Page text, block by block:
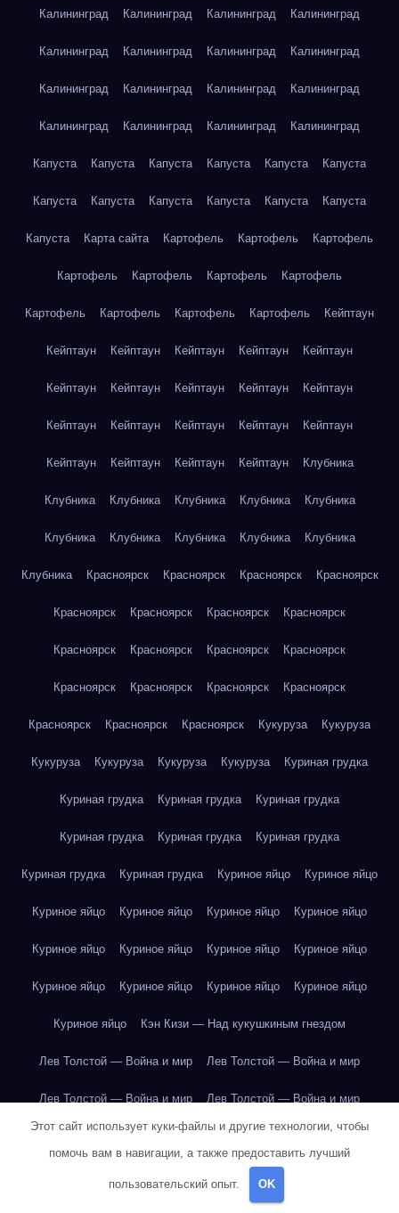
Калининград Калининград Калининград Калининград
Калининград Калининград Калининград Калининград
Калининград Калининград Калининград Калининград
Калининград Калининград Калининград Калининград
Капуста Капуста Капуста Капуста Капуста Капуста
Капуста Капуста Капуста Капуста Капуста Капуста
Капуста Карта сайта Картофель Картофель Картофель
Картофель Картофель Картофель Картофель
Картофель Картофель Картофель Картофель Кейптаун
Кейптаун Кейптаун Кейптаун Кейптаун Кейптаун
Кейптаун Кейптаун Кейптаун Кейптаун Кейптаун
Кейптаун Кейптаун Кейптаун Кейптаун Кейптаун
Кейптаун Кейптаун Кейптаун Кейптаун Клубника
Клубника Клубника Клубника Клубника Клубника
Клубника Клубника Клубника Клубника Клубника
Клубника Красноярск Красноярск Красноярск Красноярск
Красноярск Красноярск Красноярск Красноярск
Красноярск Красноярск Красноярск Красноярск
Красноярск Красноярск Красноярск Красноярск
Красноярск Красноярск Красноярск Кукуруза Кукуруза
Кукуруза Кукуруза Кукуруза Кукуруза Куриная грудка
Куриная грудка Куриная грудка Куриная грудка
Куриная грудка Куриная грудка Куриная грудка
Куриная грудка Куриная грудка Куриное яйцо Куриное яйцо
Куриное яйцо Куриное яйцо Куриное яйцо Куриное яйцо
Куриное яйцо Куриное яйцо Куриное яйцо Куриное яйцо
Куриное яйцо Куриное яйцо Куриное яйцо Куриное яйцо
Куриное яйцо Кэн Кизи — Над кукушкиным гнездом
Лев Толстой — Война и мир Лев Толстой — Война и мир
Лев Толстой — Война и мир Лев Толстой — Война и мир
Лев Толстой — Война и мир Лев Толстой — Война и мир
Лев Толстой — Война и мир
Этот сайт использует куки-файлы и другие технологии, чтобы
помочь вам в навигации, а также предоставить лучший
пользовательский опыт. OK